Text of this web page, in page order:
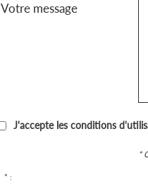
Votre message
J'accepte les conditions
*
* :